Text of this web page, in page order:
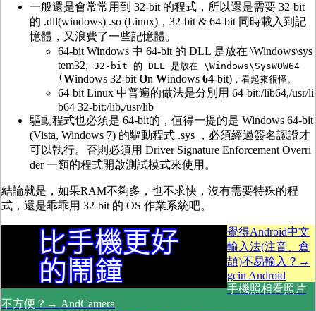
一般還是會常常用到 32-bit 的程式，所以還是需要 32-bit
的 .dll(windows) .so (Linux)，32-bit & 64-bit 同時載入到記
憶體，又浪費了一些記憶體。
64-bit Windows 中 64-bit 的 DLL 是放在 \Windows\sys
tem32, 32-bit 的 DLL 是放在 \Windows\SysWOW64
(Windows 32-bitOn Windows 64-bit) ，看起來很怪。
64-bit Linux 中普遍的做法是分別用 64-bit:/lib64,/usr/li
b64 32-bit:/lib,/usr/lib
驅動程式也必須是 64-bit的，值得一提的是 Windows 64-bit
(Vista, Windows 7) 的驅動程式 .sys ，必須經過簽名認證才
可以執行。否則必須用 Driver Signature Enforcement Overri
der 一類的程式開啟測試模式來使用。
結論就是，如果RAM不夠多，也不求快，沒有需要特殊的程
式，還是乖乖用 32-bit 的 OS 作業系統吧。
覺得Android中文
輸入法(注音、倉
頡)不易輸入？→
gcin Android
手機照相看照片
不方便？→ AndCamera